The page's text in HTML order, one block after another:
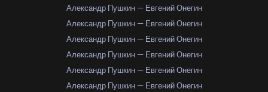
Александр Пушкин — Евгений Онегин
Александр Пушкин — Евгений Онегин
Александр Пушкин — Евгений Онегин
Александр Пушкин — Евгений Онегин
Александр Пушкин — Евгений Онегин
Александр Пушкин — Евгений Онегин